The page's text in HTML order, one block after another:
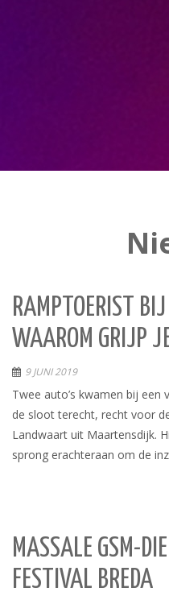
RAMPTOERIST
WAAROM GRIJP
9 JUNI 2019
Twee auto’s kwamen bij een
de sloot terecht, recht voor
Landwaart uit Maartensdijk.
sprong erachteraan om de
MASSALE GSM-
FESTIVAL BREDA